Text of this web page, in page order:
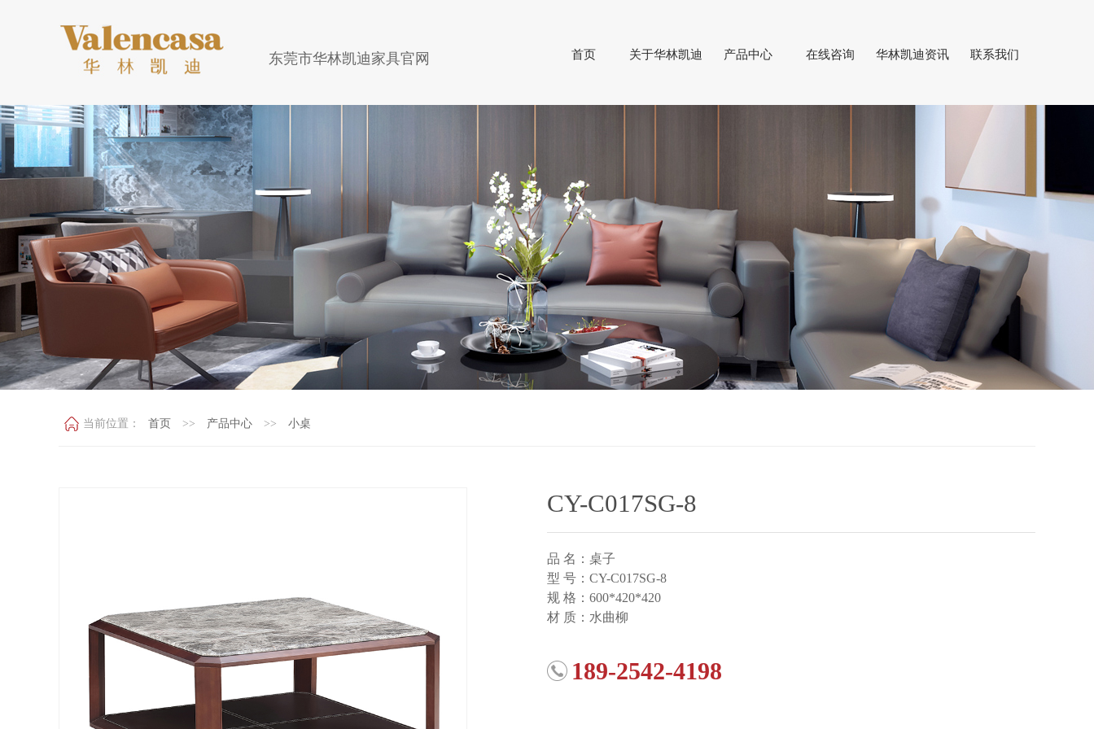
东莞市华林凯迪家具官网 首页 关于华林凯迪 产品中心 在线咨询 华林凯迪资讯 联系我们
当前位置： 首页 >> 产品中心 >> 小桌
CY-C017SG-8
品 名：桌子
型 号：CY-C017SG-8
规 格：600*420*420
材 质：水曲柳
189-2542-4198